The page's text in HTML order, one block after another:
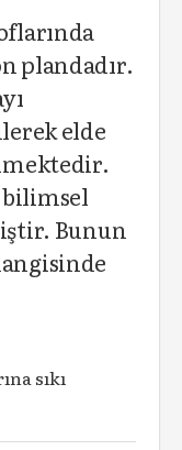
plandadır.
elde
bilimsel
Bunun
sıkı